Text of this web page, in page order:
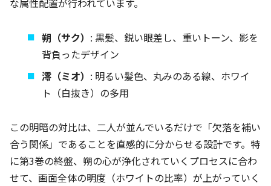
な属性配置が行われています。
朔（サク） : 黒髪、鋭い眼差し、重いトーン、影を
背負ったデザイン
澪（ミオ） : 明るい髪色、丸みのある線、ホワイ
ト（白抜き）の多用
この明暗の対比は、二人が並んでいるだけで「欠落を補い
合う関係」であることを直感的に分からせる設計です。特
に第3巻の終盤、朔の心が浄化されていくプロセスに合わ
せて、画面全体の明度（ホワイトの比率）が上がっていく